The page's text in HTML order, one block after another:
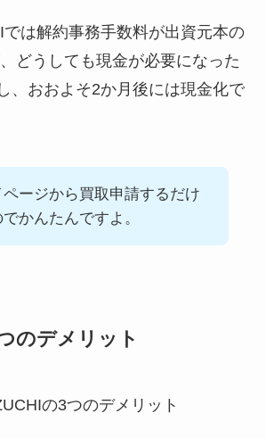
は解約事務手数料が出資元本の
どうしても現金が必要になった
、おおよそ2か月後には現金化で
ページから買取申請するだけ
かんたんですよ。
のデメリット